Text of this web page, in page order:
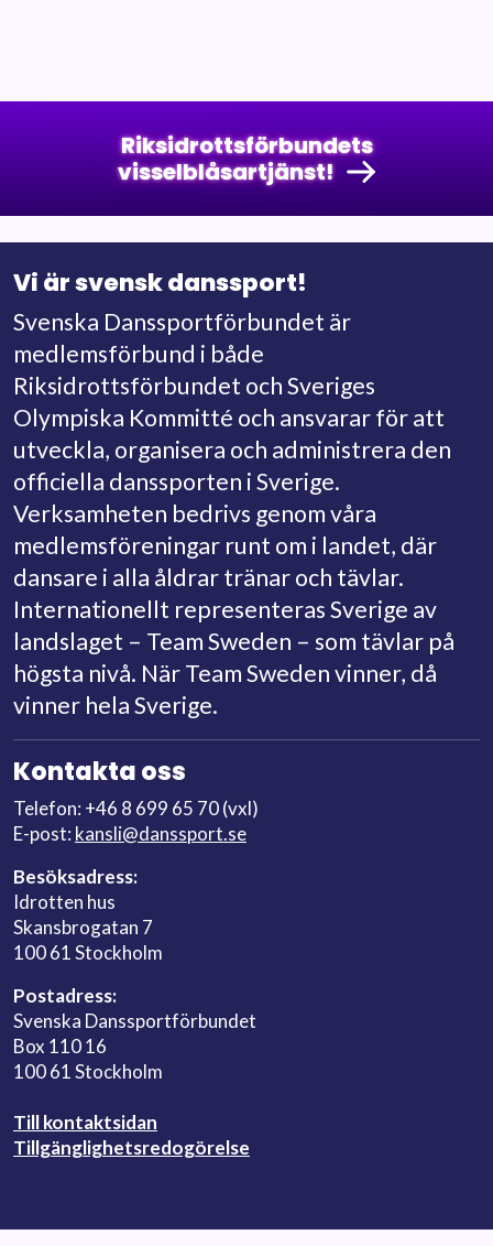
Riksidrottsförbundets
visselblåsartjänst!
Vi är svensk danssport!
Svenska Danssportförbundet är
medlemsförbund i både
Riksidrottsförbundet och Sveriges
Olympiska Kommitté och ansvarar för att
utveckla, organisera och administrera den
officiella danssporten i Sverige.
Verksamheten bedrivs genom våra
medlemsföreningar runt om i landet, där
dansare i alla åldrar tränar och tävlar.
Internationellt representeras Sverige av
landslaget – Team Sweden – som tävlar på
högsta nivå. När Team Sweden vinner, då
vinner hela Sverige.
Kontakta oss
Telefon: +46 8 699 65 70 (vxl)
E-post: kansli@danssport.se
Besöksadress:
Idrotten hus
Skansbrogatan 7
100 61 Stockholm
Postadress:
Svenska Danssportförbundet
Box 110 16
100 61 Stockholm
Till kontaktsidan
Tillgänglighetsredogörelse